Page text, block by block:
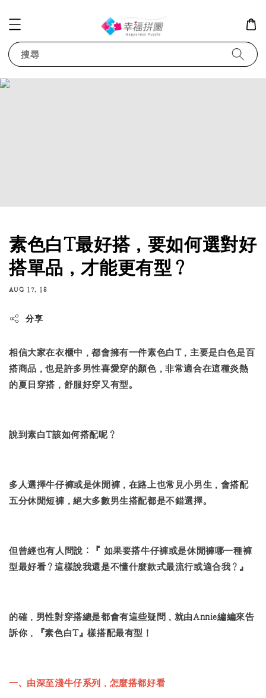
搜尋
素色白T最好搭，要如何選對好
搭單品，才能更有型？
AUG 17, 18
分享
相信大家在衣櫃中，都會擁有一件素色白T，主要是白色是百
搭商品，也是許多男性喜愛穿的顏色，非常適合在這種炎熱
的夏日穿搭，舒服好穿又有型。
說到素白T該如何搭配呢？
多人選擇牛仔褲或是休閒褲，在路上也常見小男生，會搭配
五分休閒短褲，絕大多數男生搭配都是不錯選擇。
但曾經也有人問說：『 如果要搭牛仔褲或是休閒褲哪一種褲
型最好看？這樣說我還是不懂什麼款式最流行或適合我？』
的確，男性對穿搭總是都會有這些疑問，就由Annie編編來告
訴你，『素色白T』樣搭配最有型！
一、由深至淺牛仔系列，怎麼搭都好看